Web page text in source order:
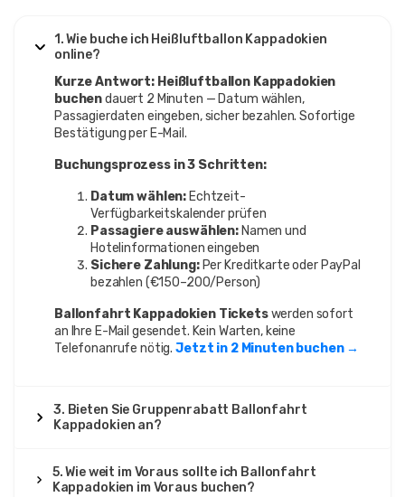
1. Wie buche ich Heißluftballon Kappadokien
online?
Kurze Antwort: Heißluftballon Kappadokien
buchendauert 2 Minuten — Datum wählen,
Passagierdaten eingeben, sicher bezahlen. Sofortige
Bestätigung per E-Mail.
Buchungsprozess in 3 Schritten:
Datum wählen: Echtzeit-
Verfügbarkeitskalender prüfen
Passagiere auswählen: Namen und
Hotelinformationen eingeben
Sichere Zahlung:Per Kreditkarte oder PayPal
bezahlen (€150–200/Person)
Ballonfahrt Kappadokien Ticketswerden sofort
an Ihre E-Mail gesendet. Kein Warten, keine
Telefonanrufe nötig.Jetzt in 2 Minuten buchen →
3. Bieten Sie Gruppenrabatt Ballonfahrt
Kappadokien an?
5. Wie weit im Voraus sollte ich Ballonfahrt
Kappadokien im Voraus buchen?